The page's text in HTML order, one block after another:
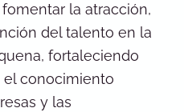
la atracción,
del talento en la
fortaleciendo
conocimiento
y las